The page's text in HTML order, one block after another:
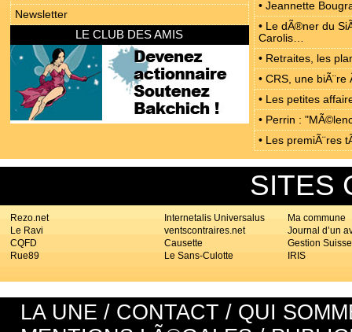
Newsletter
LE CLUB DES AMIS
• Jeannette
• Le dÃ®ner du
Carolis…
• Retraites, les
• CRS, une
• Les petites
• Perrin :
• Les premiÃ¨res
SITES
Rezo.net
Le Ravi
CQFD
Rue89
Ma commune
Journal d’un
Gestion Suisse
IRIS
Internetalis Universalus
ventscontraires.net
Causette
Le Sans-Culotte
LA UNE / CONTACT / QUI